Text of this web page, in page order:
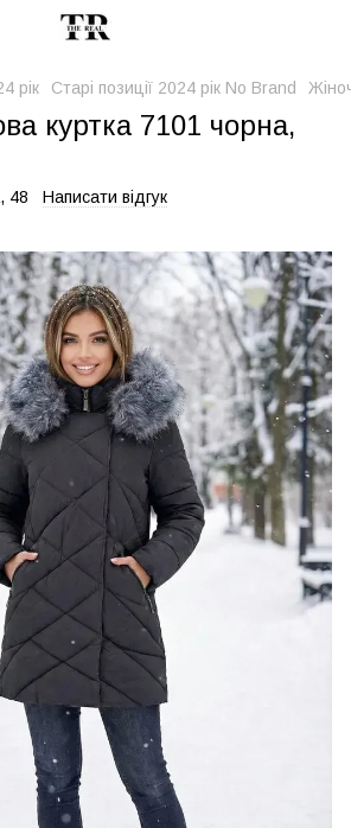
рік Старі позиції 2024 рік No Brand
куртка 7101 чорна,
48 Написати відгук